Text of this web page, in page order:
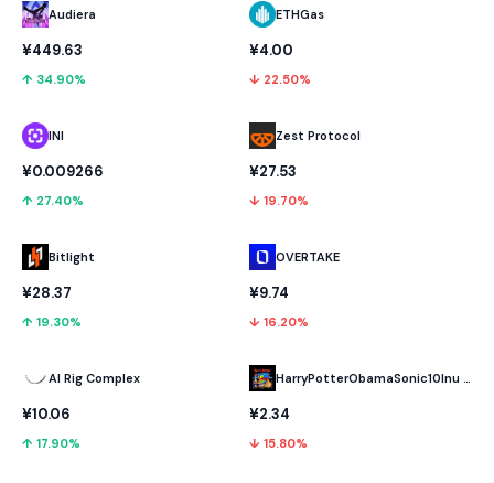
Audiera
¥449.63
↑ 34.90%
INI
¥0.009266
↑ 27.40%
Bitlight
¥28.37
↑ 19.30%
AI Rig Complex
¥10.06
↑ 17.90%
ETHGas
¥4.00
↓ 22.50%
Zest Protocol
¥27.53
↓ 19.70%
OVERTAKE
¥9.74
↓ 16.20%
HarryPotterObamaSonic10Inu (ETH)
¥2.34
↓ 15.80%